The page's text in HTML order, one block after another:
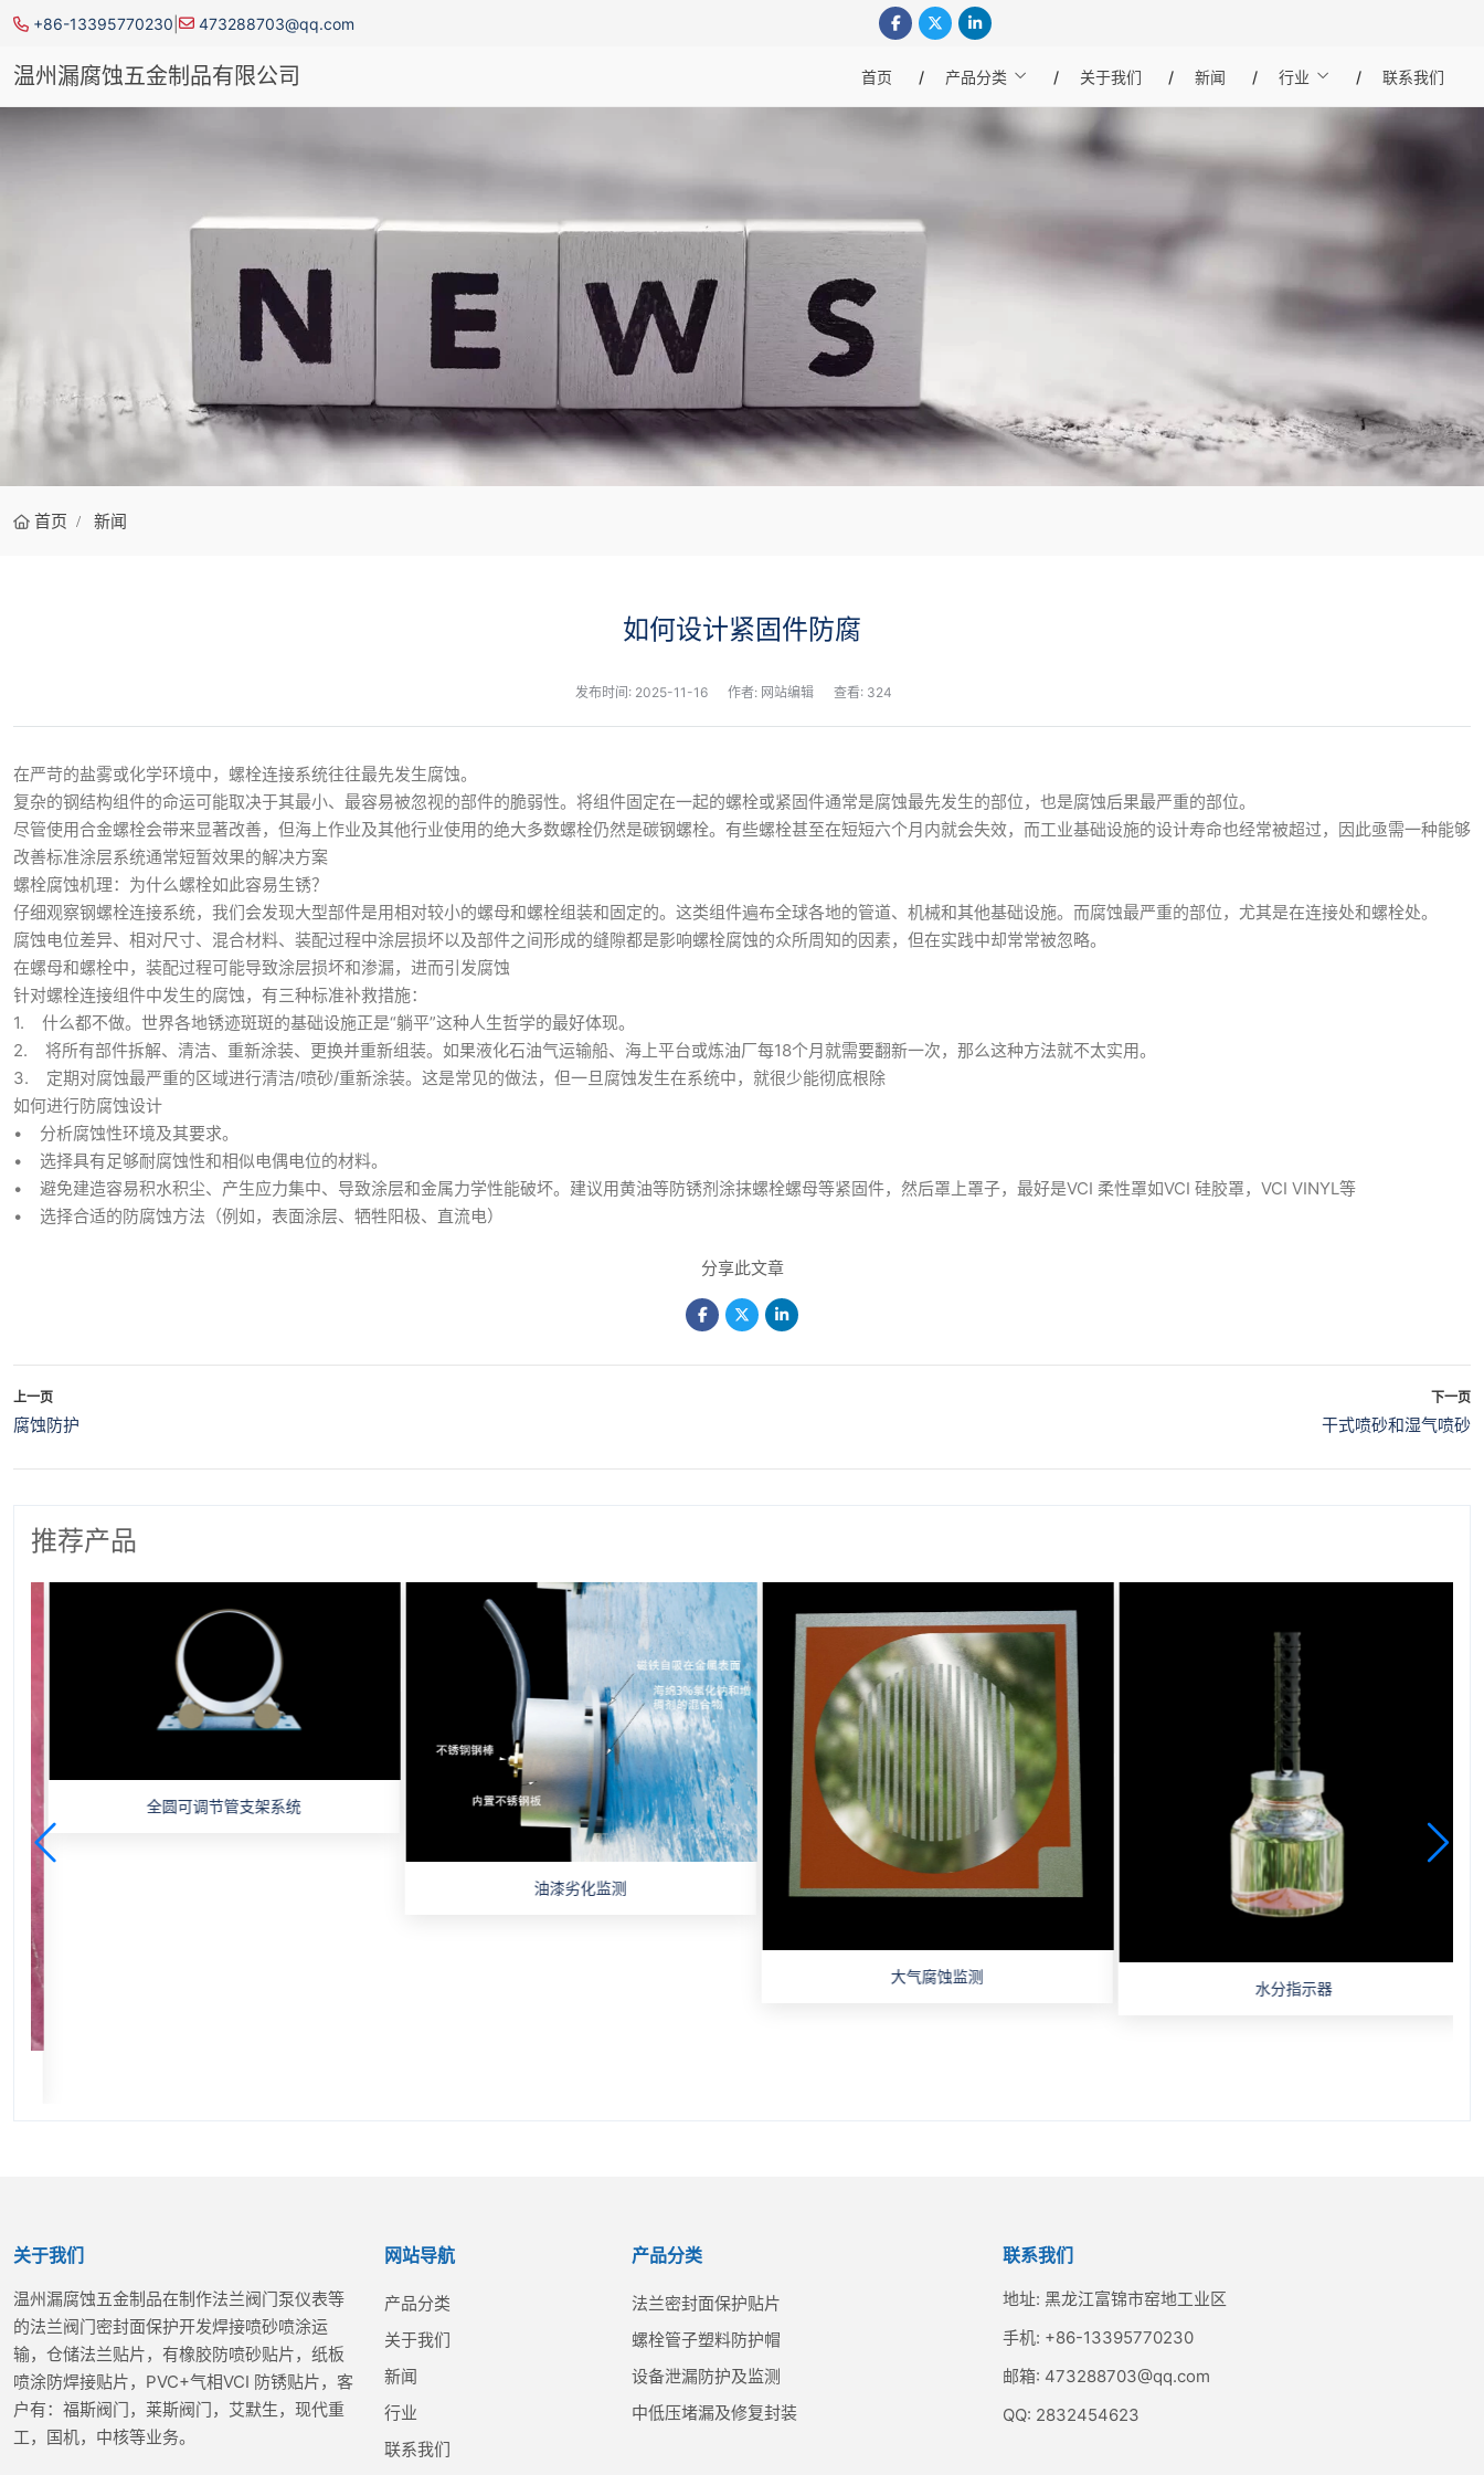
+86-13395770230 473288703@qq.com
温州漏腐蚀五金制品有限公司 首页 产品分类 关于我们 新闻 行业 联系我们
首页 新闻
如何设计紧固件防腐
发布时间: 2025-11-16 作者: 网站编辑 查看: 324
在严苛的盐雾或化学环境中，螺栓连接系统往往最先发生腐蚀。
复杂的钢结构组件的命运可能取决于其最小、最容易被忽视的部件的脆弱性。将组件固定在一起的螺栓或紧固件通常是腐蚀最先发生的部位，也是腐蚀后果最严重的部位。
尽管使用合金螺栓会带来显著改善，但海上作业及其他行业使用的绝大多数螺栓仍然是碳钢螺栓。有些螺栓甚至在短短六个月内就会失效，而工业基础设施的设计寿命也经常被超过，因此亟需一种能够
改善标准涂层系统通常短暂效果的解决方案
螺栓腐蚀机理：为什么螺栓如此容易生锈？
仔细观察钢螺栓连接系统，我们会发现大型部件是用相对较小的螺母和螺栓组装和固定的。这类组件遍布全球各地的管道、机械和其他基础设施。而腐蚀最严重的部位，尤其是在连接处和螺栓处。
腐蚀电位差异、相对尺寸、混合材料、装配过程中涂层损坏以及部件之间形成的缝隙都是影响螺栓腐蚀的众所周知的因素，但在实践中却常常被忽略。
在螺母和螺栓中，装配过程可能导致涂层损坏和渗漏，进而引发腐蚀
针对螺栓连接组件中发生的腐蚀，有三种标准补救措施：
1. 什么都不做。世界各地锈迹斑斑的基础设施正是“躺平”这种人生哲学的最好体现。
2. 将所有部件拆解、清洁、重新涂装、更换并重新组装。如果液化石油气运输船、海上平台或炼油厂每18个月就需要翻新一次，那么这种方法就不太实用。
3. 定期对腐蚀最严重的区域进行清洁/喷砂/重新涂装。这是常见的做法，但一旦腐蚀发生在系统中，就很少能彻底根除
如何进行防腐蚀设计
• 分析腐蚀性环境及其要求。
• 选择具有足够耐腐蚀性和相似电偶电位的材料。
• 避免建造容易积水积尘、产生应力集中、导致涂层和金属力学性能破坏。建议用黄油等防锈剂涂抹螺栓螺母等紧固件，然后罩上罩子，最好是VCI 柔性罩如VCI 硅胶罩，VCI VINYL等
• 选择合适的防腐蚀方法（例如，表面涂层、牺牲阳极、直流电）
分享此文章
上一页
腐蚀防护
下一页
干式喷砂和湿气喷砂
推荐产品
全圆可调节管支架系统
油漆劣化监测
大气腐蚀监测
水分指示器
关于我们
温州漏腐蚀五金制品在制作法兰阀门泵仪表等
的法兰阀门密封面保护开发焊接喷砂喷涂运
输，仓储法兰贴片，有橡胶防喷砂贴片，纸板
喷涂防焊接贴片，PVC+气相VCI 防锈贴片，客
户有：福斯阀门，莱斯阀门，艾默生，现代重
工，国机，中核等业务。
网站导航
产品分类
关于我们
新闻
行业
联系我们
产品分类
法兰密封面保护贴片
螺栓管子塑料防护帽
设备泄漏防护及监测
中低压堵漏及修复封装
联系我们
地址: 黑龙江富锦市窑地工业区
手机: +86-13395770230
邮箱: 473288703@qq.com
QQ: 2832454623